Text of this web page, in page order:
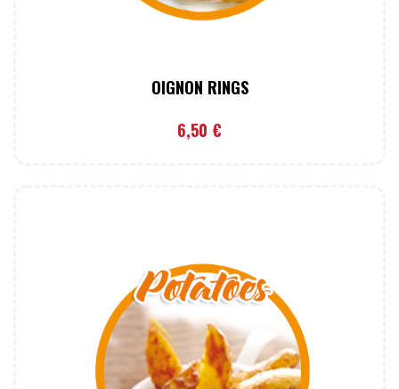
OIGNON RINGS
6,50 €